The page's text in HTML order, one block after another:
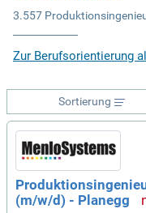
3.557
Zur Berufsorientierung
Sortierung
(m/w/d) - Planegg